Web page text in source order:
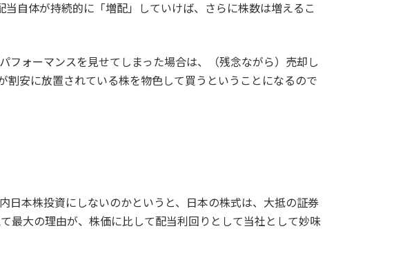
自体が持続的に「増配」していけば、さらに株数は増えるこ
フォーマンスを見せてしまった場合は、（残念ながら）売却し
安に放置されている株を物色して買うということになるので
日本株投資にしないのかというと、日本の株式は、大抵の証券
最大の理由が、株価に比して配当利回りとして当社として妙味